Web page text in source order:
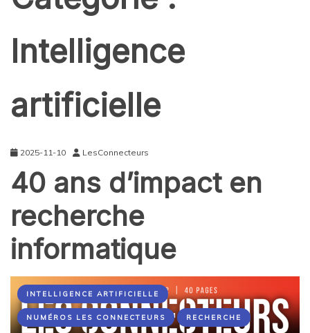
Intelligence
artificielle
2025-11-10 LesConnecteurs
40 ans d’impact en
recherche
informatique
INTELLIGENCE ARTIFICIELLE
NUMÉROS LES CONNECTEURS RECHERCHE